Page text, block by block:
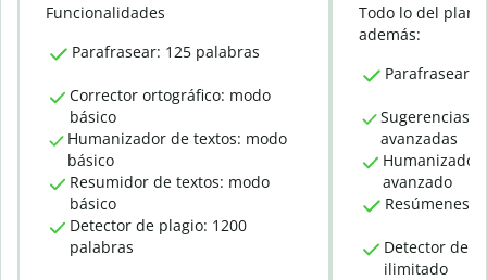
Funcionalidades
Parafrasear: 125 palabras
Corrector ortográfico: modo
básico
Humanizador de textos: modo
básico
Resumidor de textos: modo
básico
Detector de plagio: 1200
palabras
Todo lo del plan
además:
Parafrasear:
Sugerencias
avanzadas
Humanizador
avanzado
Resúmenes
Detector de
ilimitado